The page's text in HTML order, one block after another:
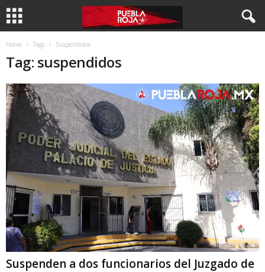
Home Tags Suspendidos
Tag: suspendidos
Suspenden a dos funcionarios del Juzgado de